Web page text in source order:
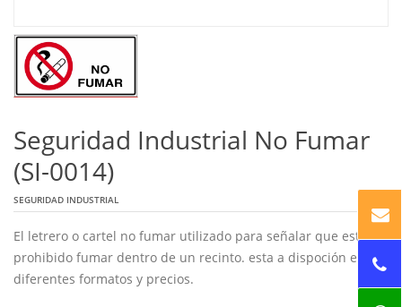
Seguridad Industrial No Fumar
(SI-0014)
SEGURIDAD INDUSTRIAL
El letrero o cartel no fumar utilizado para señalar que esta
prohibido fumar dentro de un recinto. esta a dispoción en
diferentes formatos y precios.